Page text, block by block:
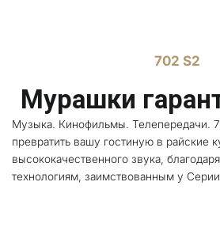
702 S2
Мурашки
Музыка. Кинофильмы. Телепередачи.
превратить вашу гостиную в райские
высококачественного звука,
технологиям, заимствованным у